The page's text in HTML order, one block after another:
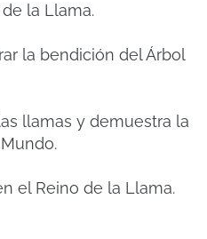
la Llama.
la bendición del Árbol
llamas y demuestra la
el Reino de la Llama.